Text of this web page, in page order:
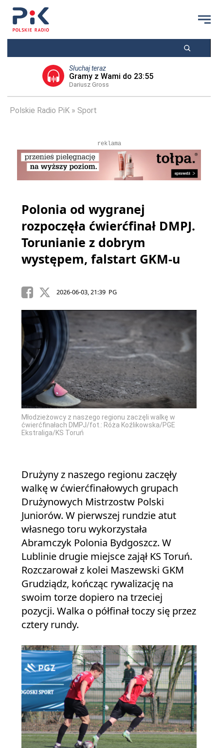
Słuchaj teraz
Gramy z Wami do 23:55
Dariusz Gross
Polskie Radio PiK Sport
reklama
Polonia od wygranej
rozpoczęła ćwierćfinał DMPJ.
Torunianie z dobrym
występem, falstart GKM-u
2026-06-03, 21:39 PG
Młodzieżowcy z naszego regionu zaczęli walkę w
ćwierćfinałach DMPJ/fot.: Róża Koźlikowska/PGE
Ekstraliga/KS Toruń
Drużyny z naszego regionu zaczęły
walkę w ćwierćfinałowych grupach
Drużynowych Mistrzostw Polski
Juniorów. W pierwszej rundzie atut
własnego toru wykorzystała
Abramczyk Polonia Bydgoszcz. W
Lublinie drugie miejsce zajął KS Toruń.
Rozczarował z kolei Maszewski GKM
Grudziądz, kończąc rywalizację na
swoim torze dopiero na trzeciej
pozycji. Walka o półfinał toczy się przez
cztery rundy.